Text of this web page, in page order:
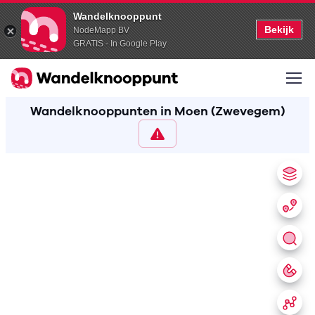
Wandelknooppunt
NodeMapp BV
GRATIS - In Google Play
Bekijk
Wandelknooppunten in Moen (Zwevegem)